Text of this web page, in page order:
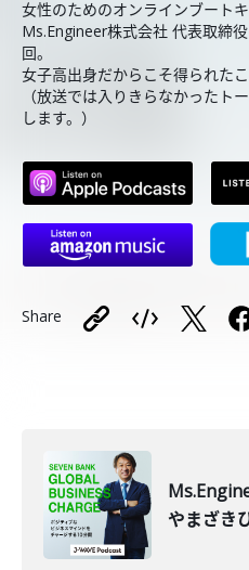
女性のためのオンラインブート
Ms.Engineer株式会社 代表取締
回。
女子高出身だからこそ得られた
（放送では入りきらなかったト
します。）
Share
やまざき